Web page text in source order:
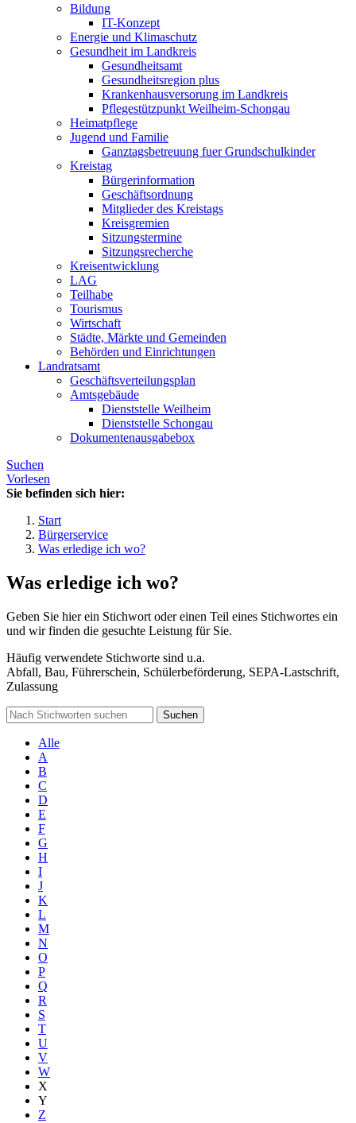
Bildung
IT-Konzept
Energie und Klimaschutz
Gesundheit im Landkreis
Gesundheitsamt
Gesundheitsregion plus
Krankenhausversorung im Landkreis
Pflegestützpunkt Weilheim-Schongau
Heimatpflege
Jugend und Familie
Ganztagsbetreuung fuer Grundschulkinder
Kreistag
Bürgerinformation
Geschäftsordnung
Mitglieder des Kreistags
Kreisgremien
Sitzungstermine
Sitzungsrecherche
Kreisentwicklung
LAG
Teilhabe
Tourismus
Wirtschaft
Städte, Märkte und Gemeinden
Behörden und Einrichtungen
Landratsamt
Geschäftsverteilungsplan
Amtsgebäude
Dienststelle Weilheim
Dienststelle Schongau
Dokumentenausgabebox
Suchen
Vorlesen
Sie befinden sich hier:
Start
Bürgerservice
Was erledige ich wo?
Was erledige ich wo?
Geben Sie hier ein Stichwort oder einen Teil eines Stichwortes ein
und wir finden die gesuchte Leistung für Sie.
Häufig verwendete Stichworte sind u.a.
Abfall, Bau, Führerschein, Schülerbeförderung, SEPA-Lastschrift,
Zulassung
Suchen
Alle
A
B
C
D
E
F
G
H
I
J
K
L
M
N
O
P
Q
R
S
T
U
V
W
X
Y
Z